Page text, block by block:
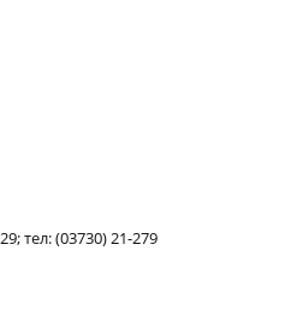
тел: (03730) 21-279